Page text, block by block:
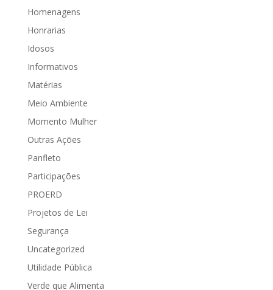
Homenagens
Honrarias
Idosos
Informativos
Matérias
Meio Ambiente
Momento Mulher
Outras Ações
Panfleto
Participações
PROERD
Projetos de Lei
Segurança
Uncategorized
Utilidade Pública
Verde que Alimenta